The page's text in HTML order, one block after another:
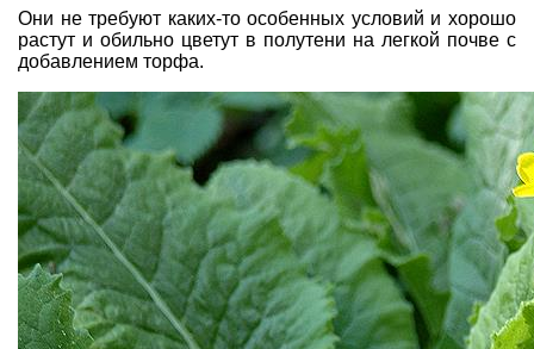
Они не требуют каких-то особенных условий и хорошо
растут и обильно цветут в полутени на легкой почве с
добавлением торфа.